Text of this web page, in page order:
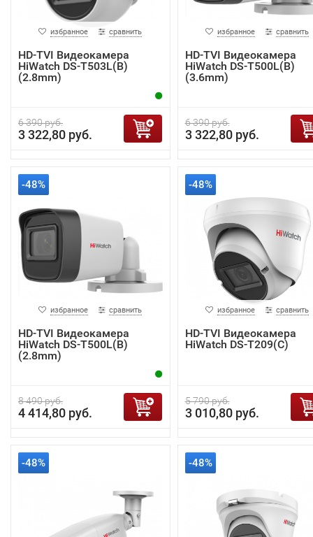
избранное сравнить
HD-TVI Видеокамера
HiWatch DS-T503L(B)
(2.8mm)
6 390 руб.
3 322,80 руб.
избранное сравнить
HD-TVI Видеокамера
HiWatch DS-T500L(B)
(3.6mm)
6 390 руб.
3 322,80 руб.
-48%
избранное сравнить
HD-TVI Видеокамера
HiWatch DS-T500L(B)
(2.8mm)
8 490 руб.
4 414,80 руб.
-48%
избранное сравнить
HD-TVI Видеокамера
HiWatch DS-T209(С)
5 790 руб.
3 010,80 руб.
-48% -48%